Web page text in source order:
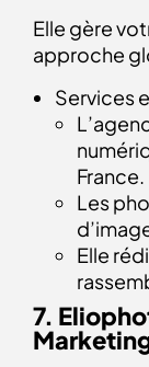
Elle gère
approche
Services
France.
Les
Elle
7.